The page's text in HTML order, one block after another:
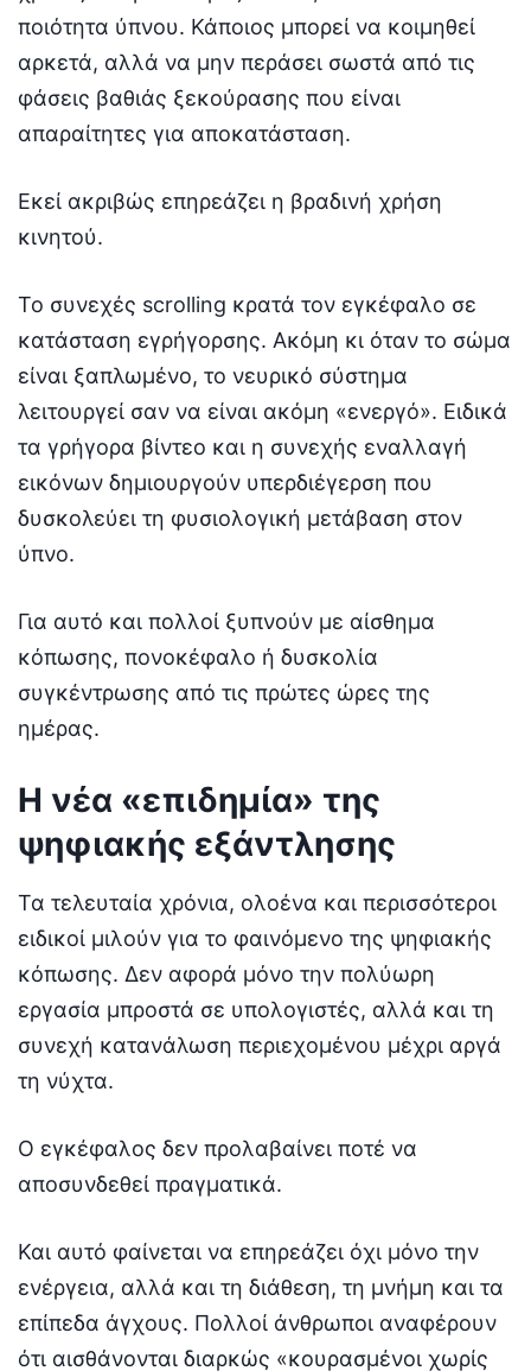
ποιότητα ύπνου. Κάποιος μπορεί να κοιμηθεί
αρκετά, αλλά να μην περάσει σωστά από τις
φάσεις βαθιάς ξεκούρασης που είναι
απαραίτητες για αποκατάσταση.
Εκεί ακριβώς επηρεάζει η βραδινή χρήση
κινητού.
Το συνεχές scrolling κρατά τον εγκέφαλο σε
κατάσταση εγρήγορσης. Ακόμη κι όταν το σώμα
είναι ξαπλωμένο, το νευρικό σύστημα
λειτουργεί σαν να είναι ακόμη «ενεργό». Ειδικά
τα γρήγορα βίντεο και η συνεχής εναλλαγή
εικόνων δημιουργούν υπερδιέγερση που
δυσκολεύει τη φυσιολογική μετάβαση στον
ύπνο.
Για αυτό και πολλοί ξυπνούν με αίσθημα
κόπωσης, πονοκέφαλο ή δυσκολία
συγκέντρωσης από τις πρώτες ώρες της
ημέρας.
Η νέα «επιδημία» της
ψηφιακής εξάντλησης
Τα τελευταία χρόνια, ολοένα και περισσότεροι
ειδικοί μιλούν για το φαινόμενο της ψηφιακής
κόπωσης. Δεν αφορά μόνο την πολύωρη
εργασία μπροστά σε υπολογιστές, αλλά και τη
συνεχή κατανάλωση περιεχομένου μέχρι αργά
τη νύχτα.
Ο εγκέφαλος δεν προλαβαίνει ποτέ να
αποσυνδεθεί πραγματικά.
Και αυτό φαίνεται να επηρεάζει όχι μόνο την
ενέργεια, αλλά και τη διάθεση, τη μνήμη και τα
επίπεδα άγχους. Πολλοί άνθρωποι αναφέρουν
ότι αισθάνονται διαρκώς «κουρασμένοι χωρίς